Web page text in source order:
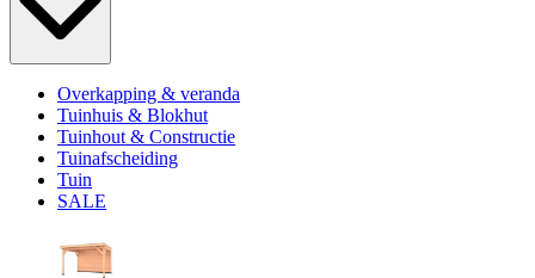
Overkapping & veranda
Tuinhuis & Blokhut
Tuinhout & Constructie
Tuinafscheiding
Tuin
SALE